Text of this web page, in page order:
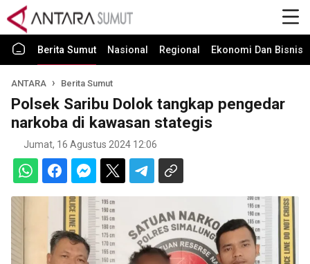
Berita Sumut Nasional Regional Ekonomi Dan Bisnis
ANTARA Berita Sumut
Polsek Saribu Dolok tangkap pengedar
narkoba di kawasan stategis
Jumat, 16 Agustus 2024 12:06